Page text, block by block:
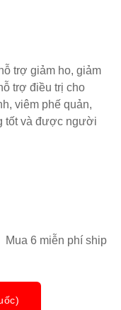
trợ giảm ho, giảm
trợ điều trị cho
viêm phế quản,
tốt và được người
Mua 6 miễn phí ship